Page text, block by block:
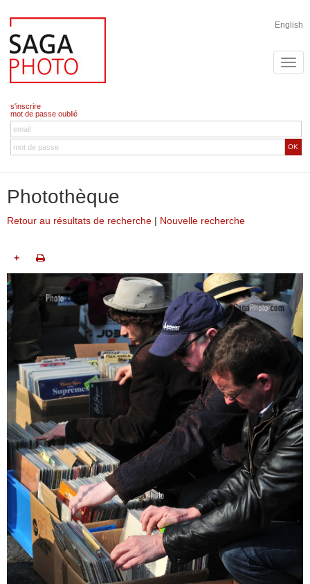
English
s'inscrire
mot de passe oublié
OK
Photothèque
Retour au résultats de recherche | Nouvelle recherche
+